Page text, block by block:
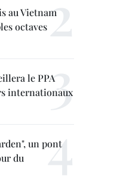
au Vietnam
octaves
le PPA
internationaux
un pont
du